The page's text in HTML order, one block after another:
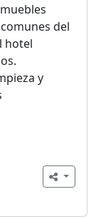
del
hotel
y